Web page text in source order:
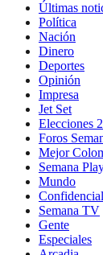
Últimas
Política
Nación
Dinero
Deportes
Opinión
Impresa
Jet Set
Elecciones
Foros
Mejor
Semana
Mundo
Semana TV
Gente
Especiales